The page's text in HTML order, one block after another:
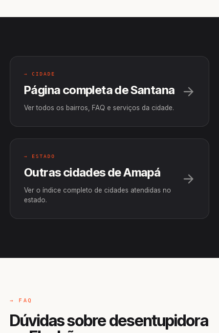
→ CIDADE
Página completa de Santana
Ver todos os bairros, FAQ e serviços da cidade.
→ ESTADO
Outras cidades de Amapá
Ver o índice completo de cidades atendidas no
estado.
→ FAQ
Dúvidas sobre desentupidora